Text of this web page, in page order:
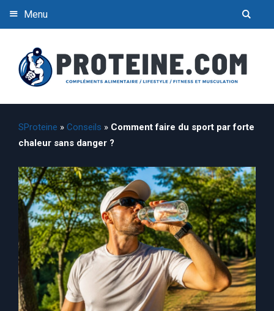
Menu
SProteine » Conseils » Comment faire du sport par forte
chaleur sans danger ?